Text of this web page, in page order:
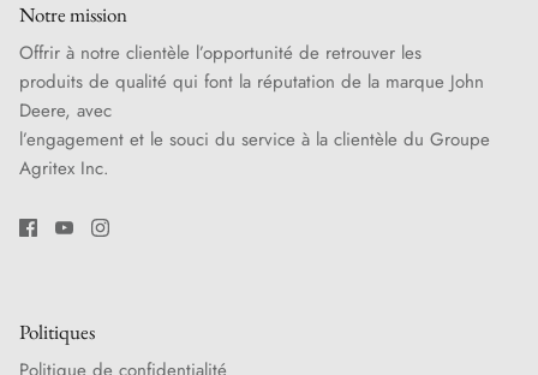
Notre mission
Offrir à notre clientèle l’opportunité de retrouver les
produits de qualité qui font la réputation de la marque John
Deere, avec
l’engagement et le souci du service à la clientèle du Groupe
Agritex Inc.
Politiques